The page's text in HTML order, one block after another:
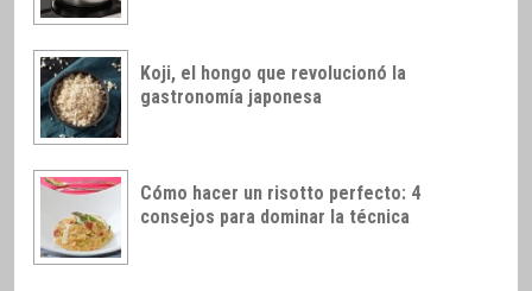
Koji, el hongo que revolucionó la
gastronomía japonesa
Cómo hacer un risotto perfecto: 4
consejos para dominar la técnica